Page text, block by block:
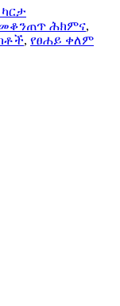
ሕክምና,
, የፀሐይ ቀለም